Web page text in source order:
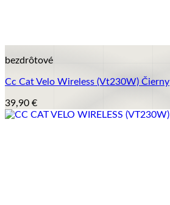
bezdrôtové
Cc Cat Velo Wireless (Vt230W) Čierny
39,90 €